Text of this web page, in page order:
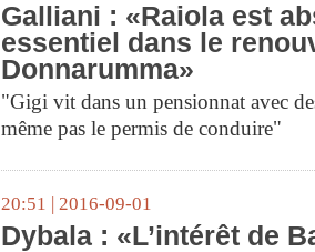
Galliani : «Raiola est
essentiel dans le
Donnarumma»
"Gigi vit dans un pensionnat avec
même pas le permis de conduire"
20:51 | 2016-09-01
Dybala : «L’intérêt de